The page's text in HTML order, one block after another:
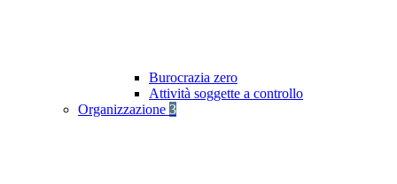
Burocrazia zero
Attività soggette a controllo
Organizzazione 3